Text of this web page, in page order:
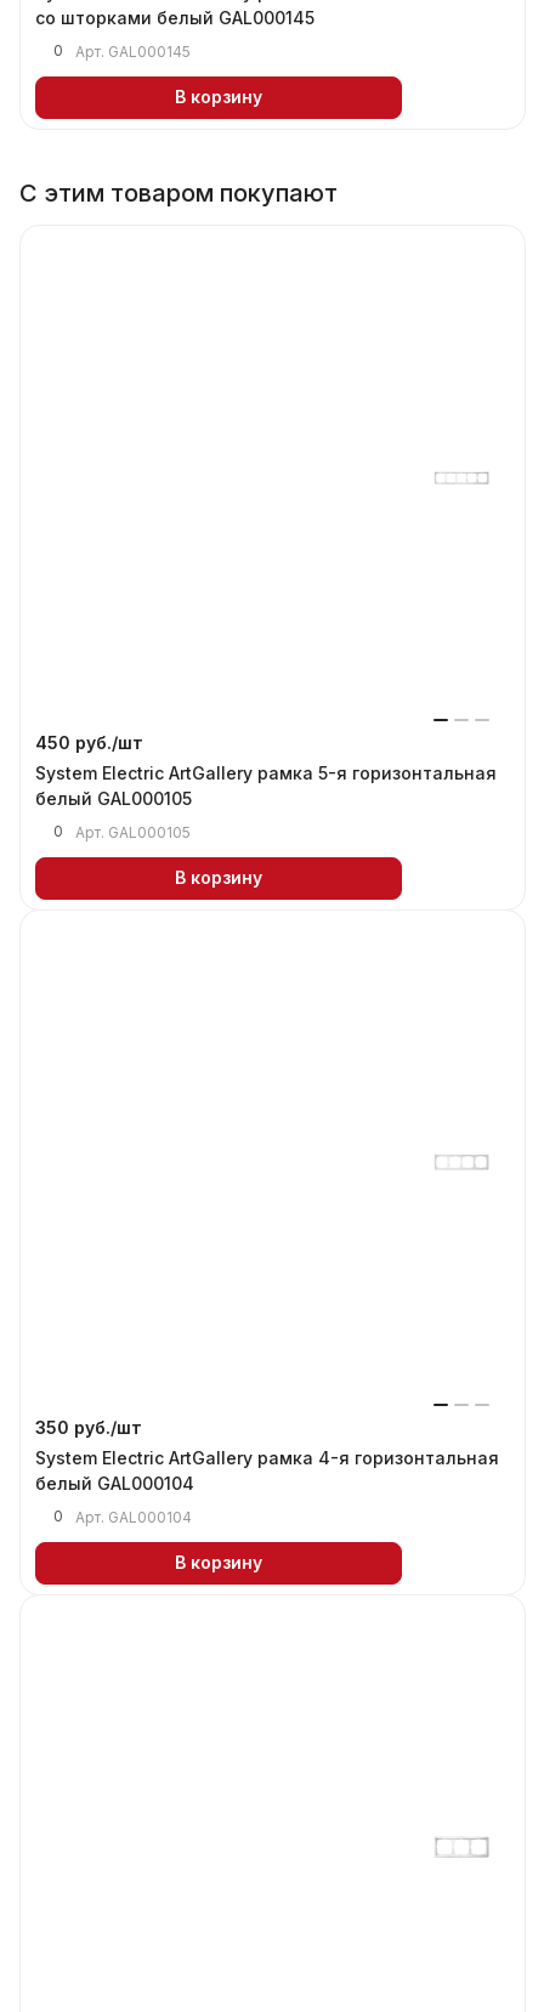
со шторками белый GAL000145
0 Арт. GAL000145
В корзину
С этим товаром покупают
450 руб./шт
System Electric ArtGallery рамка 5-я горизонтальная
белый GAL000105
0 Арт. GAL000105
В корзину
350 руб./шт
System Electric ArtGallery рамка 4-я горизонтальная
белый GAL000104
0 Арт. GAL000104
В корзину